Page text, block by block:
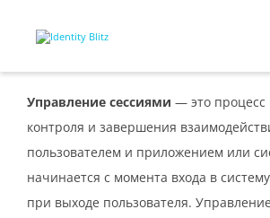
Управление сессиями — это процесс
контроля и завершения
пользователем и приложением или
начинается с момента входа в
при выходе пользователя.